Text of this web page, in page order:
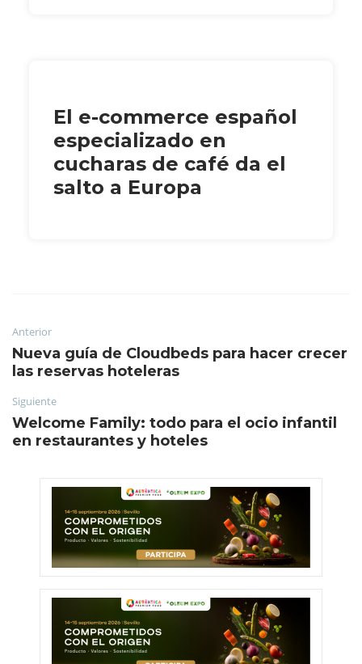
El e-commerce español
especializado en
cucharas de café da el
salto a Europa
Anterior
Nueva guía de Cloudbeds para hacer crecer
las reservas hoteleras
Siguiente
Welcome Family: todo para el ocio infantil
en restaurantes y hoteles